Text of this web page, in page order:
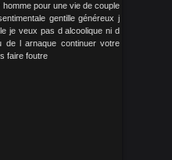
pour une vie de couple
gentille généreux j
je veux pas d alcoolique ni d
l arnaque continuer votre
faire foutre